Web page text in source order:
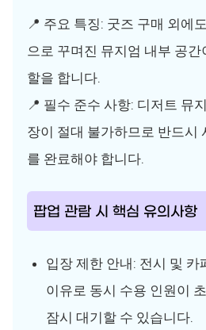
📍 주요 특징: 굿즈 구매 외에
으로 꾸며진 뮤지엄 내부 공간
할을 합니다.
📍 필수 준수 사항: 디저트 뮤
장이 절대 불가하므로 반드시
를 완료해야 합니다.
팝업 관람 시 핵심 유의사항
입장 제한 안내: 전시 및 카
이유로 동시 수용 인원이
잠시 대기할 수 있습니다.